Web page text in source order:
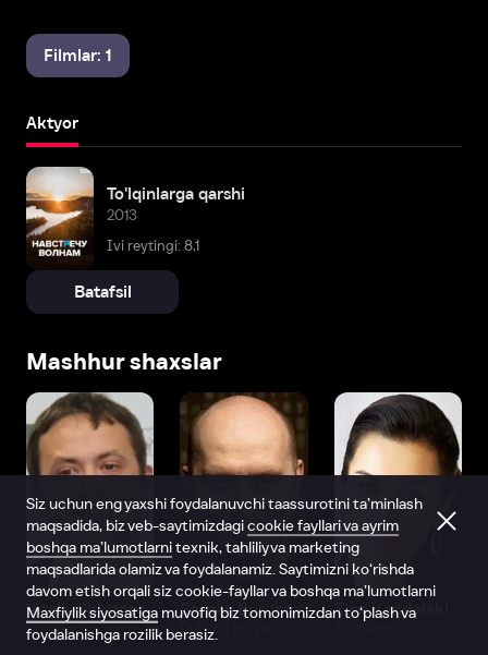
Filmlar: 1
Aktyor
To'lqinlarga qarshi
2013
Ivi reytingi: 8,1
Batafsil
Mashhur shaxslar
Vitaliy Shlyappo
Produser
Sergey Burunov
Dublyaj aktyori
Tina Kandelaki
Siz uchun eng yaxshi foydalanuvchi taassurotini ta’minlash
maqsadida, biz veb-saytimizdagicookie fayllari va ayrim
boshqa ma’lumotlarnitexnik, tahliliy va marketing
maqsadlarida olamiz va foydalanamiz. Saytimizni ko‘rishda
davom etish orqali siz cookie-fayllar va boshqa ma’lumotlarni
Maxfiylik siyosatiga muvofiq biz tomonimizdan to‘plash va
foydalanishga rozilik berasiz.